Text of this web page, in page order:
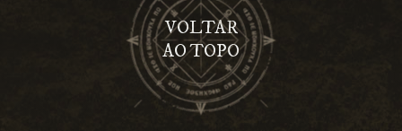
VOLTAR
AO TOPO